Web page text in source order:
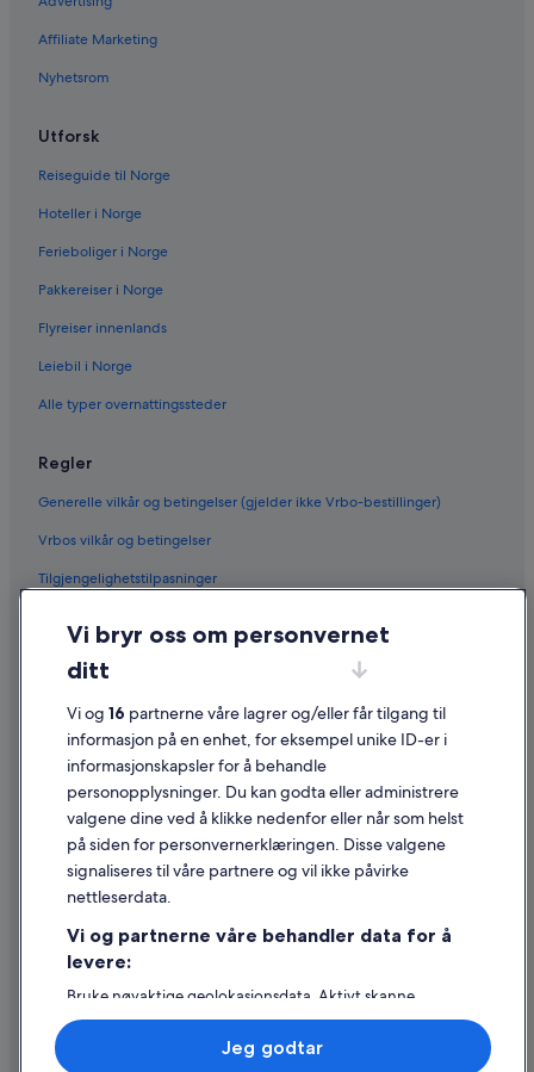
Affiliate Marketing
Nyhetsrom
Utforsk
Reiseguide til Norge
Hoteller i Norge
Ferieboliger i Norge
Pakkereiser i Norge
Flyreiser innenlands
Leiebil i Norge
Alle typer overnattingssteder
Regler
Generelle vilkår og betingelser (gjelder ikke Vrbo-bestillinger)
Vrbos vilkår og betingelser
Tilgjengelighetstilpasninger
Juridisk informasjon / kontakt oss
Retningslinjer for innhold og rapportering av innhold
Hjelp
Kontakt oss
Avbestille eller endre bestillingen
Refusjonsprosessen og tidsrammer for refusjon
Internasjonale reisedokumenter
Vi bryr oss om personvernet
ditt
Vi og 16 partnerne våre lagrer og/eller får tilgang til
informasjon på en enhet, for eksempel unike ID-er i
informasjonskapsler for å behandle
personopplysninger. Du kan godta eller administrere
valgene dine ved å klikke nedenfor eller når som helst
på siden for personvernerklæringen. Disse valgene
signaliseres til våre partnere og vil ikke påvirke
nettleserdata.
Vi og partnerne våre behandler data for å
levere:
Bruke nøyaktige geolokasjonsdata. Aktivt skanne
enhetsegenskaper for identifikasjon. Lagre og/eller få
tilgang til informasjon på en enhet. Personlig tilpasset
annonsering og innhold, annonsering- og
Jeg godtar